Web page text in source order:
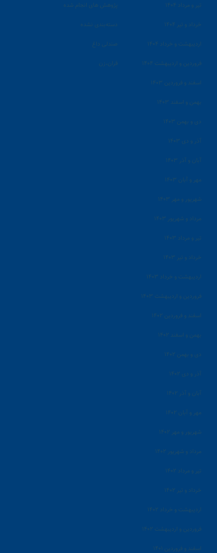
تیر و مرداد ۱۴۰۴
خرداد و تیر ۱۴۰۴
اردیبهشت و خرداد ۱۴۰۴
فروردین و اردیبهشت ۱۴۰۴
اسفند و فروردین ۱۴۰۳
بهمن و اسفند ۱۴۰۳
دی و بهمن ۱۴۰۳
آذر و دی ۱۴۰۳
آبان و آذر ۱۴۰۳
مهر و آبان ۱۴۰۳
شهریور و مهر ۱۴۰۳
مرداد و شهریور ۱۴۰۳
تیر و مرداد ۱۴۰۳
خرداد و تیر ۱۴۰۳
اردیبهشت و خرداد ۱۴۰۳
فروردین و اردیبهشت ۱۴۰۳
اسفند و فروردین ۱۴۰۲
بهمن و اسفند ۱۴۰۲
دی و بهمن ۱۴۰۲
آذر و دی ۱۴۰۲
آبان و آذر ۱۴۰۲
مهر و آبان ۱۴۰۲
شهریور و مهر ۱۴۰۲
مرداد و شهریور ۱۴۰۲
تیر و مرداد ۱۴۰۲
خرداد و تیر ۱۴۰۲
اردیبهشت و خرداد ۱۴۰۲
فروردین و اردیبهشت ۱۴۰۲
اسفند و فروردین ۱۴۰۱
پژوهش های انجام شده
دسته‌بندی نشده
صندلی داغ
قران،زن